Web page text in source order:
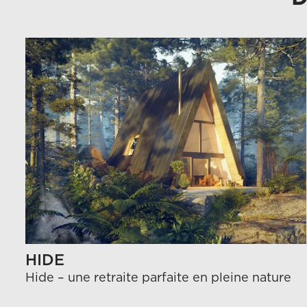
HIDE
Hide – une retraite parfaite en pleine nature